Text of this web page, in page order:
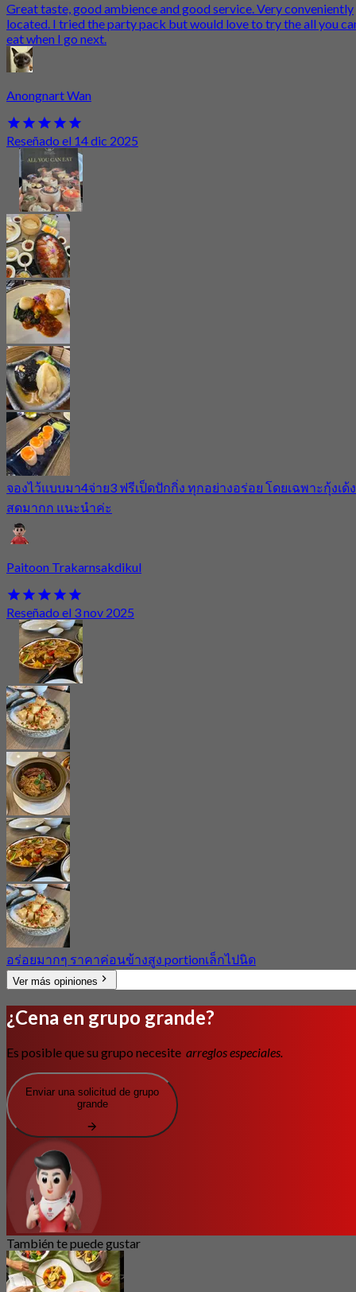
Great taste, good ambience and good service. Very conveniently
located. I tried the party pack but would love to try the all you
eat when I go next.
Anongnart Wan
Reseñado el 14 dic 2025
จองไว้แบบมา4จ่าย3 ฟรีเป็ดปักกิ่ง ทุกอย่างอร่อย โดยเฉพาะกุ้งเด้ง
สดมากก แนะนำค่ะ
Paitoon Trakarnsakdikul
Reseñado el 3 nov 2025
อร่อยมากๆ ราคาค่อนข้างสูง portionเล็กไปนิด
Ver más opiniones
¿Cena en grupo grande?
Es posible que su grupo necesite arreglos especiales.
Enviar una solicitud de grupo
grande
También te puede gustar